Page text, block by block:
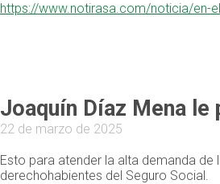
https://www.notirasa.com/noticia/en-
Joaquín Díaz Mena le
22 de marzo de 2025
Esto para atender la alta demanda
derechohabientes del Seguro Social.